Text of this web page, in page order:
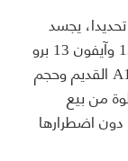
هاتف آيفون 14 بلس تحديدا، يجسد
نسخة مموهة تجمع بين “معدات” آيفون 13 وآيفون 13 برو
ماكس، وذلك من ناحية المعالج A15 Bionic القديم وحجم
من بيع
اضطرارها